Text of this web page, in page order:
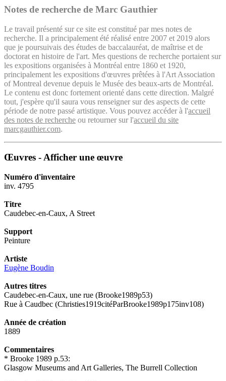
Notes de recherche de Marc Gauthier
Le travail présenté sur ce site est constitué par mes notes de
recherche. Il a principalement été réalisé entre 2007 et 2019 alors
que je poursuivais des études de baccalauréat, de maîtrise et de
doctorat en histoire de l'art. Mes questions de recherche portaient sur
les expositions organisées à Montréal entre 1860 et 1920,
principalement les expositions d'œuvres prêtées à l'Art Association
of Montreal devenue depuis le Musée des beaux-arts de Montréal.
Le contenu est donc fortement orienté dans cette direction. Malgré
tout, j'espère qu'il saura vous renseigner sur des aspects de cette
période de notre passé artistique. Vous pouvez accéder à l'accueil
des notes de recherche ou retourner sur l'accueil du site
marcgauthier.com.
Œuvres - Afficher une œuvre
Numéro d'inventaire
inv. 4795
Titre
Caudebec-en-Caux, A Street
Support
Peinture
Artiste
Eugène Boudin
Autres titres
Caudebec-en-Caux, une rue (Brooke1989p53)
Rue à Caudbec (Christies1919citéParBrooke1989p175inv108)
Année de création
1889
Commentaires
* Brooke 1989 p.53:
Glasgow Museums and Art Galleries, The Burrell Collection